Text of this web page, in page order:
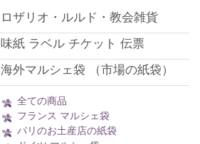
ロザリオ・ルルド・教会雑貨
味紙 ラベル チケット 伝票
海外マルシェ袋 （市場の紙袋）
全ての商品
フランス マルシェ袋
パリのお土産店の紙袋